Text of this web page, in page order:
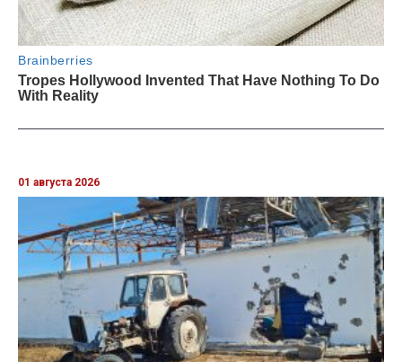
01 августа 2026